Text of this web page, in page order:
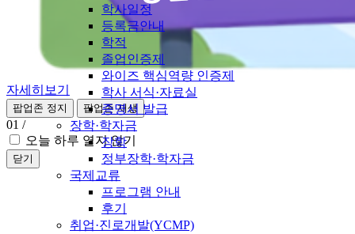
자세히보기
팝업존 정지 팝업존 재생
01 /
오늘 하루 열지 않기
닫기
학사일정
등록금안내
학적
졸업인증제
와이즈 핵심역량 인증제
학사 서식·자료실
증명서 발급
장학·학자금
장학
정부장학·학자금
국제교류
프로그램 안내
후기
취업·진로개발(YCMP)